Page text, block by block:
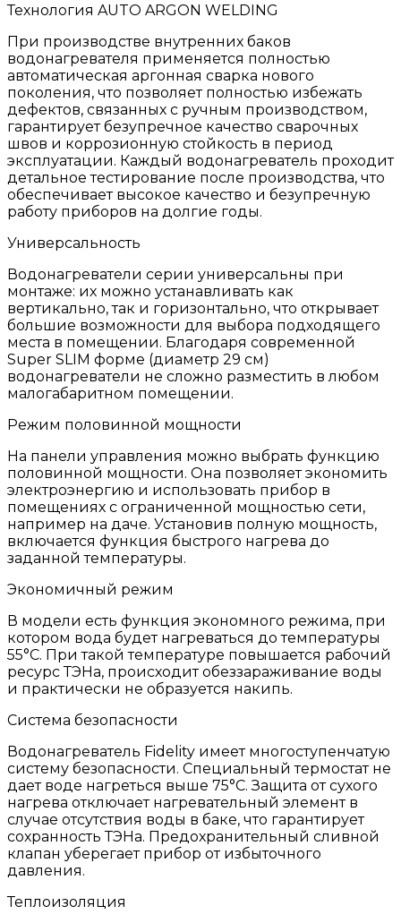
Технология AUTO ARGON WELDING
При производстве внутренних баков
водонагревателя применяется полностью
автоматическая аргонная сварка нового
поколения, что позволяет полностью избежать
дефектов, связанных с ручным производством,
гарантирует безупречное качество сварочных
швов и коррозионную стойкость в период
эксплуатации. Каждый водонагреватель проходит
детальное тестирование после производства, что
обеспечивает высокое качество и безупречную
работу приборов на долгие годы.
Универсальность
Водонагреватели серии универсальны при
монтаже: их можно устанавливать как
вертикально, так и горизонтально, что открывает
большие возможности для выбора подходящего
места в помещении. Благодаря современной
Super SLIM форме (диаметр 29 см)
водонагреватели не сложно разместить в любом
малогабаритном помещении.
Режим половинной мощности
На панели управления можно выбрать функцию
половинной мощности. Она позволяет экономить
электроэнергию и использовать прибор в
помещениях с ограниченной мощностью сети,
например на даче. Установив полную мощность,
включается функция быстрого нагрева до
заданной температуры.
Экономичный режим
В модели есть функция экономного режима, при
котором вода будет нагреваться до температуры
55°С. При такой температуре повышается рабочий
ресурс ТЭНа, происходит обеззараживание воды
и практически не образуется накипь.
Система безопасности
Водонагреватель Fidelity имеет многоступенчатую
систему безопасности. Специальный термостат не
дает воде нагреться выше 75°C. Защита от сухого
нагрева отключает нагревательный элемент в
случае отсутствия воды в баке, что гарантирует
сохранность ТЭНа. Предохранительный сливной
клапан уберегает прибор от избыточного
давления.
Теплоизоляция